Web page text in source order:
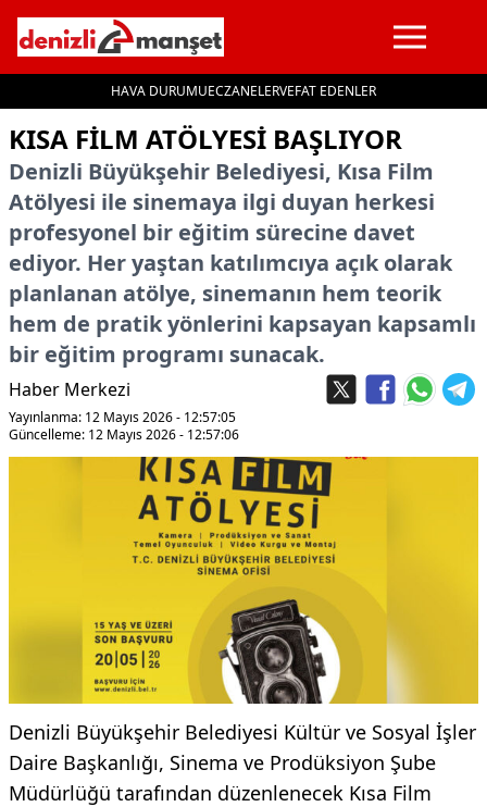
HAVA DURUMUECZANELERVEFAT EDENLER
İçeriğe geç
KISA FILM ATÖLYESI BAŞLIYOR
Denizli Büyükşehir Belediyesi, Kısa Film
Atölyesi ile sinemaya ilgi duyan herkesi
profesyonel bir eğitim sürecine davet
ediyor. Her yaştan katılımcıya açık olarak
planlanan atölye, sinemanın hem teorik
hem de pratik yönlerini kapsayan kapsamlı
bir eğitim programı sunacak.
Haber Merkezi
Yayınlanma: 12 Mayıs 2026 - 12:57:05
Güncelleme: 12 Mayıs 2026 - 12:57:06
Denizli Büyükşehir Belediyesi Kültür ve Sosyal İşler
Daire Başkanlığı, Sinema ve Prodüksiyon Şube
Müdürlüğü tarafından düzenlenecek Kısa Film